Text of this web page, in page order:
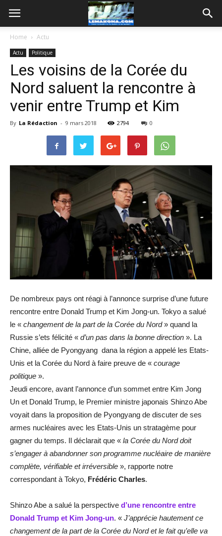
Home Actu
Actu Politique
Les voisins de la Corée du
Nord saluent la rencontre à
venir entre Trump et Kim
By La Rédaction - 9 mars 2018 2794 0
De nombreux pays ont réagi à l’annonce surprise d’une future
rencontre entre Donald Trump et Kim Jong-un. Tokyo a salué
le « changement de la part de la Corée du Nord» quand la
Russie s’ets félicité « d’un pas dans la bonne direction ». La
Chine, alliée de Pyongyang dana la région a appelé les Etats-
Unis et la Corée du Nord à faire preuve de « courage
politique ».
Jeudi encore, avant l’annonce d’un sommet entre Kim Jong
Un et Donald Trump, le Premier ministre japonais Shinzo Abe
voyait dans la proposition de Pyongyang de discuter de ses
armes nucléaires avec les Etats-Unis un stratagème pour
gagner du temps. Il déclarait que « la Corée du Nord doit
s’engager à abandonner son programme nucléaire de manière
complète, vérifiable et irréversible », rapporte notre
correspondant à Tokyo, Frédéric Charles.
Shinzo Abe a salué la perspective d’une rencontre entre
Donald Trump et Kim Jong-un. « J’apprécie hautement ce
changement de la part de la Corée du Nord et le fait qu’elle va